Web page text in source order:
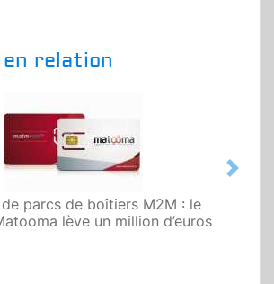
relation
parcs de boîtiers M2M : le
lève un million d’euros
Next